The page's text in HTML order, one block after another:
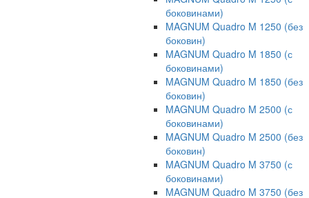
боковинами)
MAGNUM Quadro M 1250 (без
боковин)
MAGNUM Quadro M 1850 (с
боковинами)
MAGNUM Quadro M 1850 (без
боковин)
MAGNUM Quadro M 2500 (с
боковинами)
MAGNUM Quadro M 2500 (без
боковин)
MAGNUM Quadro M 3750 (с
боковинами)
MAGNUM Quadro M 3750 (без